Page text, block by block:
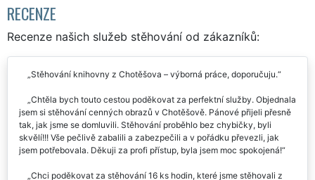
RECENZE
Recenze našich služeb stěhování od zákazníků:
Stěhování knihovny z Chotěšova – výborná práce, doporučuju.
Chtěla bych touto cestou poděkovat za perfektní služby. Objednala
jsem si stěhování cenných obrazů v Chotěšově. Pánové přijeli přesně
tak, jak jsme se domluvili. Stěhování proběhlo bez chybičky, byli
skvělí!!! Vše pečlivě zabalili a zabezpečili a v pořádku převezli, jak
jsem potřebovala. Děkuji za profi přístup, byla jsem moc spokojená!
Chci poděkovat za stěhování 16 ks hodin, které jsme stěhovali z